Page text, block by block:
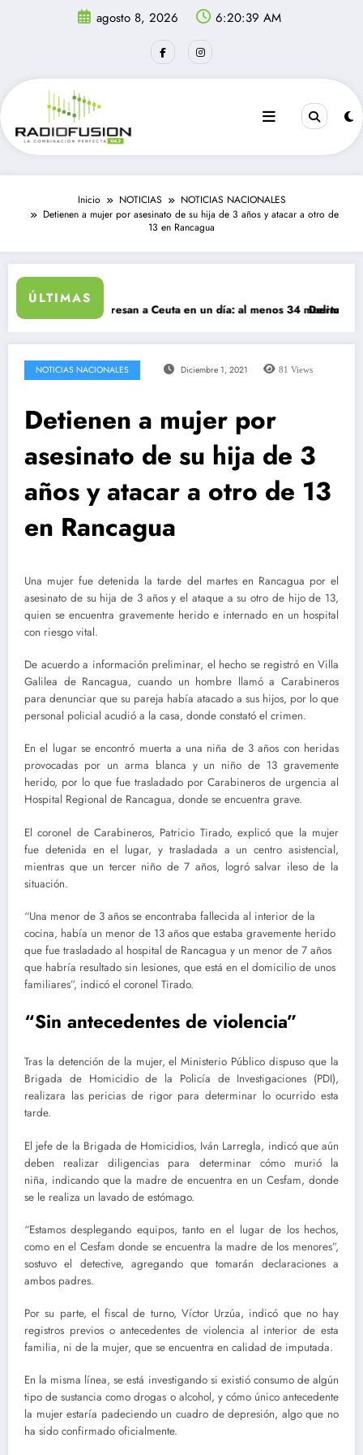
agosto 8, 2026 6:20:39 AM
Inicio NOTICIAS
NOTICIAS NACIONALES
Detienen a mujer por asesinato de su hija de 3 años y atacar a otro de
13 en Rancagua
ÚLTIMAS
migrantes ingresan a Ceuta en un día: al menos 34 muertos en la
Delincuentes
NOTICIAS NACIONALES Diciembre 1, 2021 81 Views
Detienen a mujer por
asesinato de su hija de 3
años y atacar a otro de 13
en Rancagua
Una mujer fue detenida la tarde del martes en Rancagua por el
asesinato de su hija de 3 años y el ataque a su otro de hijo de 13,
quien se encuentra gravemente herido e internado en un hospital
con riesgo vital.
De acuerdo a información preliminar, el hecho se registró en Villa
Galilea de Rancagua, cuando un hombre llamó a Carabineros
para denunciar que su pareja había atacado a sus hijos, por lo que
personal policial acudió a la casa, donde constató el crimen.
En el lugar se encontró muerta a una niña de 3 años con heridas
provocadas por un arma blanca y un niño de 13 gravemente
herido, por lo que fue trasladado por Carabineros de urgencia al
Hospital Regional de Rancagua, donde se encuentra grave.
El coronel de Carabineros, Patricio Tirado, explicó que la mujer
fue detenida en el lugar, y trasladada a un centro asistencial,
mientras que un tercer niño de 7 años, logró salvar ileso de la
situación.
“Una menor de 3 años se encontraba fallecida al interior de la
cocina, había un menor de 13 años que estaba gravemente herido
que fue trasladado al hospital de Rancagua y un menor de 7 años
que habría resultado sin lesiones, que está en el domicilio de unos
familiares”, indicó el coronel Tirado.
“Sin antecedentes de violencia”
Tras la detención de la mujer, el Ministerio Público dispuso que la
Brigada de Homicidio de la Policía de Investigaciones (PDI),
realizara las pericias de rigor para determinar lo ocurrido esta
tarde.
El jefe de la Brigada de Homicidios, Iván Larregla, indicó que aún
deben realizar diligencias para determinar cómo murió la
niña, indicando que la madre de encuentra en un Cesfam, donde
se le realiza un lavado de estómago.
“Estamos desplegando equipos, tanto en el lugar de los hechos,
como en el Cesfam donde se encuentra la madre de los menores”,
sostuvo el detective, agregando que tomarán declaraciones a
ambos padres.
Por su parte, el fiscal de turno, Víctor Urzúa, indicó que no hay
registros previos o antecedentes de violencia al interior de esta
familia, ni de la mujer, que se encuentra en calidad de imputada.
En la misma línea, se está investigando si existió consumo de algún
tipo de sustancia como drogas o alcohol, y cómo único antecedente
la mujer estaría padeciendo un cuadro de depresión, algo que no
ha sido confirmado oficialmente.